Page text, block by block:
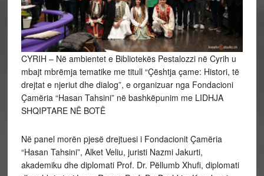
CYRIH – Në ambientet e Bibliotekës Pestalozzi në Cyrih u
mbajt mbrëmja tematike me titull “Çështja çame: Histori, të
drejtat e njeriut dhe dialog”, e organizuar nga Fondacioni
Çamëria “Hasan Tahsini” në bashkëpunim me LIDHJA
SHQIPTARE NË BOTË
Në panel morën pjesë drejtuesi i Fondacionit Çamëria
“Hasan Tahsini”, Alket Veliu, juristi Nazmi Jakurti,
akademiku dhe diplomati Prof. Dr. Pëllumb Xhufi, diplomati